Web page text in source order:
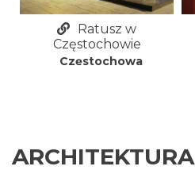
Ratusz w
Częstochowie
Częstochowa
ARCHITEKTURA